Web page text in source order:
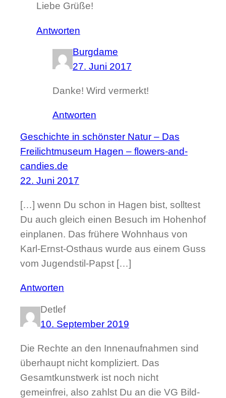
Liebe Grüße!
Antworten
Burgdame
27. Juni 2017
Danke! Wird vermerkt!
Antworten
Geschichte in schönster Natur – Das
Freilichtmuseum Hagen – flowers-and-
candies.de
22. Juni 2017
[…] wenn Du schon in Hagen bist, solltest
Du auch gleich einen Besuch im Hohenhof
einplanen. Das frühere Wohnhaus von
Karl-Ernst-Osthaus wurde aus einem Guss
vom Jugendstil-Papst […]
Antworten
Detlef
10. September 2019
Die Rechte an den Innenaufnahmen sind
überhaupt nicht kompliziert. Das
Gesamtkunstwerk ist noch nicht
gemeinfrei, also zahlst Du an die VG Bild-